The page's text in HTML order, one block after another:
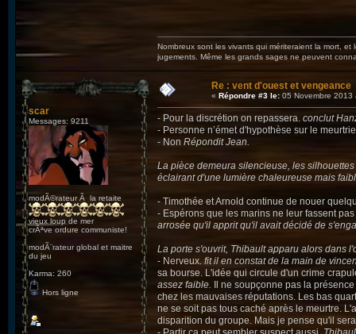
Nombreux sont les vivants qui mériteraient la mort,
jugements. Même les grands sages ne peuvent
scar
Messages: 9211
modÃ©rateur Ã la retaite
vieux loup de mer
crÃªve ordure communiste!
modÃ¨rateur global et maitre
du jeu
Karma: 260
Hors ligne
Re : vent d'ouest et vengeance
« Répondre #3 le: 05 Novembre 2013
- Pour la discrétion on repassera. conclut
- Personne n’émet d'hypothèse sur le
- Non Répondit Jean.
La pièce demeura silencieuse, les
éclairant d'une lumière chaleureuse mais
- Timothée et Arnold continue de nouer
- Espérons que les marins ne leur fassent
arrosée qu'il apprit qu'il avait décidé de
La porte s'ouvrit, Thibault apparu alors dans
- Nerveux. fit il en constat de la main de
sa bourse. L'idée qui circule d'un crime
assez faible. Il ne soupçonne pas la
chez les mauvaises réputations. Les bas
ne se soit pas tous caché après le meurtre.
disparition du groupe. Mais je pense qu'il